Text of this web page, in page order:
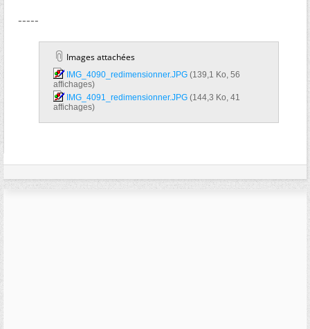
-----
Images attachées
IMG_4090_redimensionner.JPG‎
affichages)
IMG_4091_redimensionner.JPG‎
affichages)